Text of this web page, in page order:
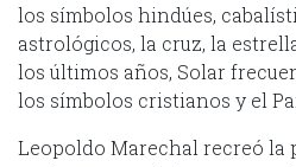
los símbolos hindúes,
astrológicos, la cruz, la
los últimos años, Solar
los símbolos cristianos y el
Leopoldo Marechal recreó la